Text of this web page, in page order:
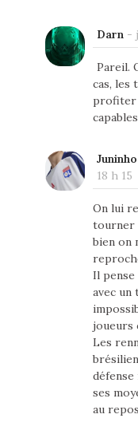
Darn-
Pareil.
cas, les
profiter
18 h 15
On lui
tourner
bien on
Il pense
avec un
joueurs
Les
défense
ses
au